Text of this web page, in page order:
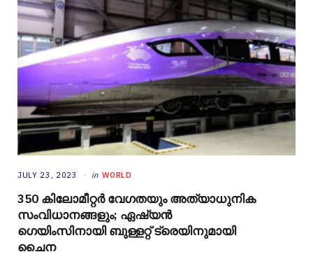
JULY 23, 2023 in WORLD
350 കിലോമീറ്റർ വേഗതയും അത്യാധുനിക
സംവിധാനങ്ങളും; ഏഷ്യൻ
ഗെയിംസിനായി ബുള്ളറ്റ് ട്രെയിനുമായി
ചൈന